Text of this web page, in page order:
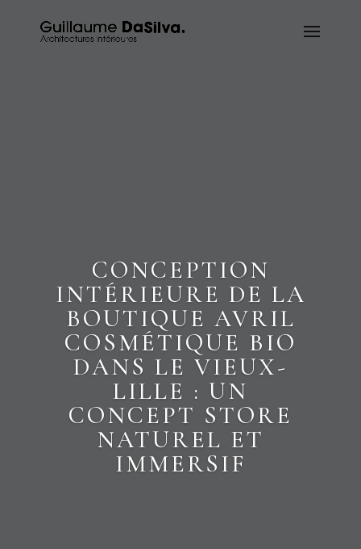
CONCEPTION
INTÉRIEURE DE LA
BOUTIQUE AVRIL
COSMÉTIQUE BIO
DANS LE VIEUX-
LILLE : UN
CONCEPT STORE
NATUREL ET
IMMERSIF